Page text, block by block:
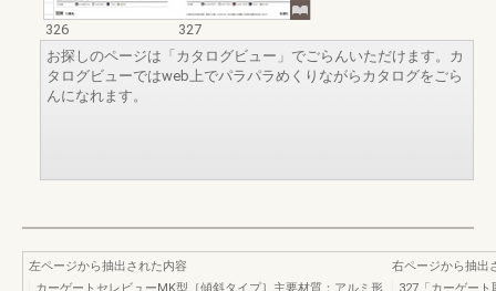
326
327
お探しのページは「カタログビュー」でごらんいただけます。カ
タログビューではweb上でパラパラめくりながらカタログをごら
んになれます。
左ページから抽出された内容
カーゲートセレビューMK型［傾斜タイプ］主要材質：アルミ形
右ページから抽出
327「カーゲー